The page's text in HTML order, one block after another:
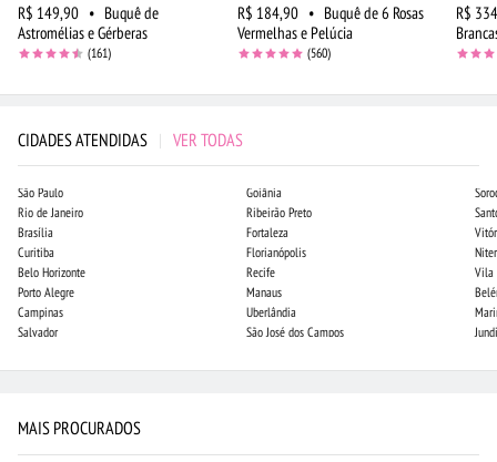
R$ 149,90 • Buquê de
Astromélias e Gérberas
(161)
R$ 184,90 • Buquê de 6 Rosas
Vermelhas e Pelúcia
(560)
R$
CIDADES ATENDIDAS | VER TODAS
São Paulo
Rio de Janeiro
Brasília
Curitiba
Belo Horizonte
Porto Alegre
Campinas
Salvador
Goiânia
Ribeirão Preto
Fortaleza
Florianópolis
Recife
Manaus
Uberlândia
São José dos Campos
Vila
MAIS PROCURADOS